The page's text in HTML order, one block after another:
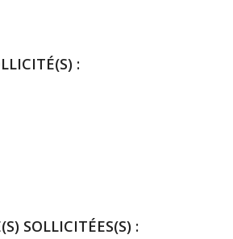
:
SOLLICITÉES(S) :